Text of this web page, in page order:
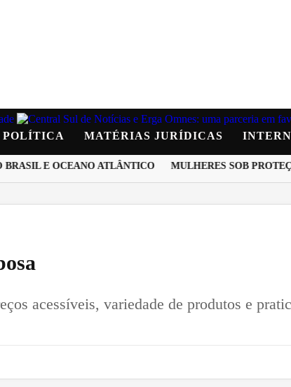
POLÍTICA MATÉRIAS JURÍDICAS
E OCEANO ATLÂNTICO MULHERES SOB
acessíveis, variedade de produtos e